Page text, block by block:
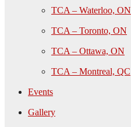
TCA – Waterloo, ON
TCA – Toronto, ON
TCA – Ottawa, ON
TCA – Montreal, QC
Events
Gallery